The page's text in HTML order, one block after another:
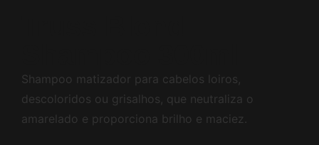
Shampoo matizador para cabelos loiros,
descoloridos ou grisalhos, que neutraliza o
amarelado e proporciona brilho e maciez.